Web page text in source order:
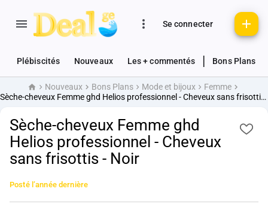
Se connecter
Plébiscités Nouveaux Les + commentés Bons Plans
AccueilNouveaux Bons Plans Mode et bijoux
Femme
Sèche-cheveux Femme ghd Helios professionnel - Cheveux sans frisottis - Noir
Sèche-cheveux Femme ghd
Helios professionnel - Cheveux
sans frisottis - Noir
Posté l’année dernière